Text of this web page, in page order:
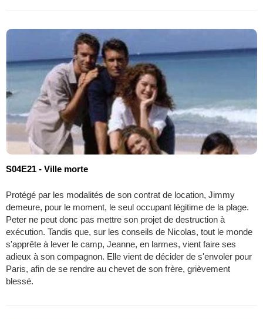
S04E21 - Ville morte
Protégé par les modalités de son contrat de location, Jimmy
demeure, pour le moment, le seul occupant légitime de la plage.
Peter ne peut donc pas mettre son projet de destruction à
exécution. Tandis que, sur les conseils de Nicolas, tout le monde
s'apprête à lever le camp, Jeanne, en larmes, vient faire ses
adieux à son compagnon. Elle vient de décider de s'envoler pour
Paris, afin de se rendre au chevet de son frère, grièvement
blessé.